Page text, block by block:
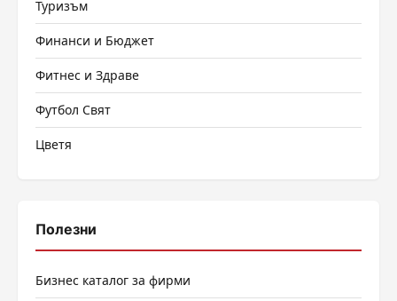
Туризъм
Финанси и Бюджет
Фитнес и Здраве
Футбол Свят
Цветя
Полезни
Бизнес каталог за фирми